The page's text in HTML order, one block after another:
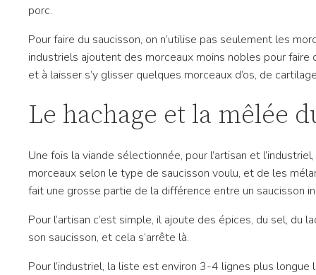
porc.
Pour faire du saucisson, on n’utilise pas seulement les
industriels ajoutent des morceaux moins nobles pour
et à laisser s’y glisser quelques morceaux d’os, de
Le hachage et la mêlée
Une fois la viande sélectionnée, pour l’artisan et
morceaux selon le type de saucisson voulu, et de les
fait une grosse partie de la différence entre un saucisson
Pour l’artisan c’est simple, il ajoute des épices, du sel,
son saucisson, et cela s’arrête là.
Pour l’industriel, la liste est environ 3-4 lignes plus longue